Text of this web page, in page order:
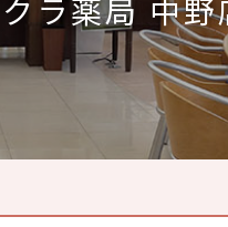
ラ薬局 中野